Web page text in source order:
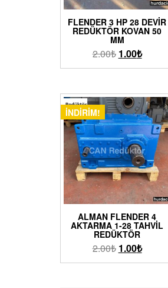
FLENDER 3 HP 28 DEVIR
REDÜKTÖR KOVAN 50
MM
2.00₺ 1.00₺
İNDIRIM!
ALMAN FLENDER 4
AKTARMA 1-28 TAHVIL
REDÜKTÖR
2.00₺ 1.00₺